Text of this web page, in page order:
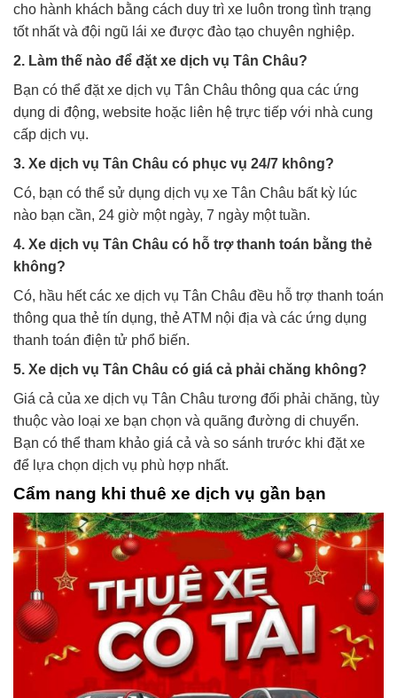
cho hành khách bằng cách duy trì xe luôn trong tình trạng
tốt nhất và đội ngũ lái xe được đào tạo chuyên nghiệp.
2. Làm thế nào để đặt xe dịch vụ Tân Châu?
Bạn có thể đặt xe dịch vụ Tân Châu thông qua các ứng
dụng di động, website hoặc liên hệ trực tiếp với nhà cung
cấp dịch vụ.
3. Xe dịch vụ Tân Châu có phục vụ 24/7 không?
Có, bạn có thể sử dụng dịch vụ xe Tân Châu bất kỳ lúc
nào bạn cần, 24 giờ một ngày, 7 ngày một tuần.
4. Xe dịch vụ Tân Châu có hỗ trợ thanh toán bằng thẻ
không?
Có, hầu hết các xe dịch vụ Tân Châu đều hỗ trợ thanh toán
thông qua thẻ tín dụng, thẻ ATM nội địa và các ứng dụng
thanh toán điện tử phổ biến.
5. Xe dịch vụ Tân Châu có giá cả phải chăng không?
Giá cả của xe dịch vụ Tân Châu tương đối phải chăng, tùy
thuộc vào loại xe bạn chọn và quãng đường di chuyển.
Bạn có thể tham khảo giá cả và so sánh trước khi đặt xe
để lựa chọn dịch vụ phù hợp nhất.
Cẩm nang khi thuê xe dịch vụ gần bạn